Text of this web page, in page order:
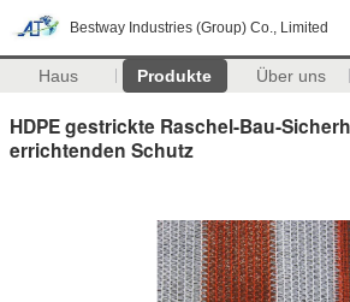
Bestway Industries (Group) Co., Limited
Haus Produkte Über uns
HDPE gestrickte Raschel-Bau-
errichtenden Schutz